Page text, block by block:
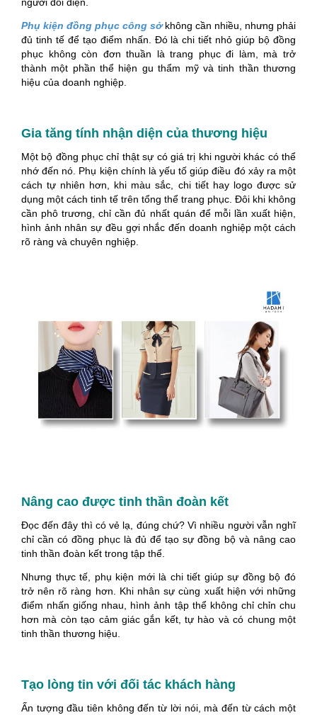
Phụ kiện đồng phục công sởkhông cần nhiều, nhưng phải
đủ tinh tế để tạo điểm nhấn. Đó là chi tiết nhỏ giúp bộ đồng
phục không còn đơn thuần là trang phục đi làm, mà trở
thành một phần thể hiện gu thẩm mỹ và tinh thần thương
hiệu của doanh nghiệp.
Gia tăng tính nhận diện của thương hiệu
Một bộ đồng phục chỉ thật sự có giá trị khi người khác có thể
nhớ đến nó. Phụ kiện chính là yếu tố giúp điều đó xảy ra một
cách tự nhiên hơn, khi màu sắc, chi tiết hay logo được sử
dụng một cách tinh tế trên tổng thể trang phục. Đôi khi không
cần phô trương, chỉ cần đủ nhất quán để mỗi lần xuất hiện,
hình ảnh nhân sự đều gợi nhắc đến doanh nghiệp một cách
rõ ràng và chuyên nghiệp.
Nâng cao được tinh thần đoàn kết
Đọc đến đây thì có vẻ lạ, đúng chứ? Vì nhiều người vẫn nghĩ
chỉ cần có đồng phục là đủ để tạo sự đồng bộ và nâng cao
tinh thần đoàn kết trong tập thể.
Nhưng thực tế, phụ kiện mới là chi tiết giúp sự đồng bộ đó
trở nên rõ ràng hơn. Khi nhân sự cùng xuất hiện với những
điểm nhấn giống nhau, hình ảnh tập thể không chỉ chỉn chu
hơn mà còn tạo cảm giác gắn kết, tự hào và có chung một
tinh thần thương hiệu.
Tạo lòng tin với đối tác khách hàng
Ấn tượng đầu tiên không đến từ lời nói, mà đến từ cách một